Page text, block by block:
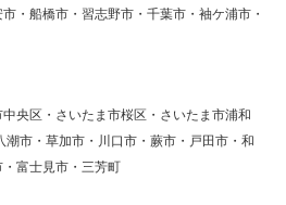
・船橋市・習志野市・千葉市・袖ケ浦市・
央区・さいたま市桜区・さいたま市浦和
潮市・草加市・川口市・蕨市・戸田市・和
富士見市・三芳町